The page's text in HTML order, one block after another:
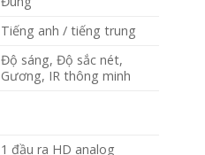
Tiếng anh / tiếng trung
Độ sáng, Độ sắc nét,
Gương, IR thông minh
1 đầu ra HD analog